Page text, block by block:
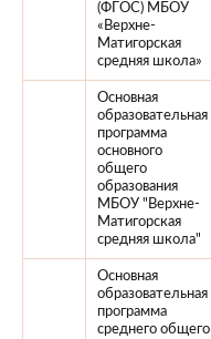
(ФГОС) МБОУ
«Верхне-
Матигорская
средняя школа»
Основная
образовательная
программа
основного
общего
образования
МБОУ "Верхне-
Матигорская
средняя школа"
Основная
образовательная
программа
среднего общего